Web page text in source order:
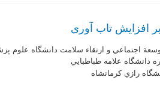
افزایش تاب آوری
اجتماعي و ارتقاء سلامت دانشگاه علوم
دانشگاه علامه طباطبايي
رازي کرمانشاه